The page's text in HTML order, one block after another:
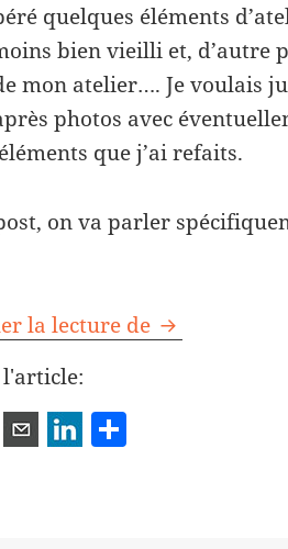
quelques éléments
bien vieilli et, d’autre
mon atelier…. Je voulais
photos avec
que j’ai refaits.
on va parler
la lecture de Bricolage et
l'article: